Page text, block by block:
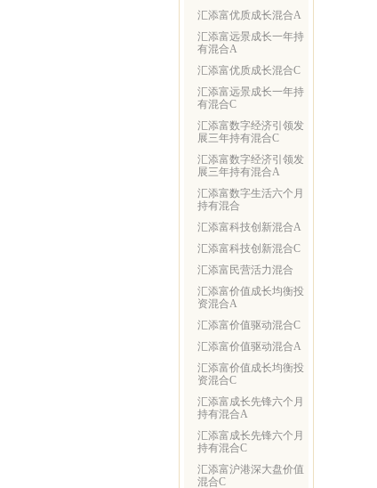
汇添富优质成长混合A
汇添富远景成长一年持
有混合A
汇添富优质成长混合C
汇添富远景成长一年持
有混合C
汇添富数字经济引领发
展三年持有混合C
汇添富数字经济引领发
展三年持有混合A
汇添富数字生活六个月
持有混合
汇添富科技创新混合A
汇添富科技创新混合C
汇添富民营活力混合
汇添富价值成长均衡投
资混合A
汇添富价值驱动混合C
汇添富价值驱动混合A
汇添富价值成长均衡投
资混合C
汇添富成长先锋六个月
持有混合A
汇添富成长先锋六个月
持有混合C
汇添富沪港深大盘价值
混合C